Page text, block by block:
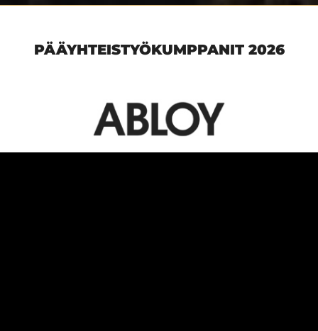
PÄÄYHTEISTYÖKUMPPANIT 2026